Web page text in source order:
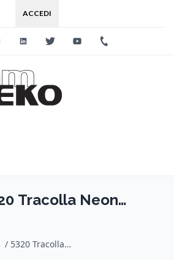
ACCEDI
InstagramLinkedinTwitter Youtube
Tracolla Neon
/ 5320 Tracolla Neon Green Premium Strap 2021